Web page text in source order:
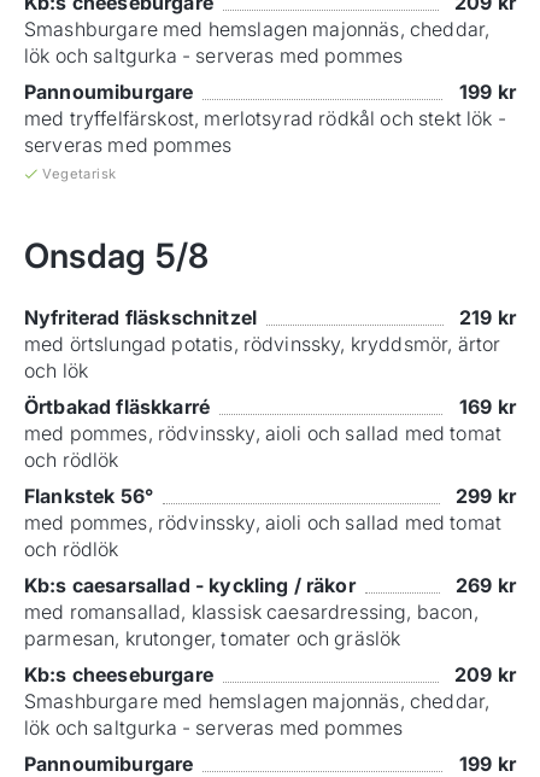
Smashburgare med hemslagen majonnäs, cheddar,
lök och saltgurka - serveras med pommes
Pannoumiburgare
199 kr
med tryffelfärskost, merlotsyrad rödkål och stekt lök -
serveras med pommes
Vegetarisk
Onsdag 5/8
Nyfriterad fläskschnitzel 219 kr
med örtslungad potatis, rödvinssky, kryddsmör, ärtor
och lök
Örtbakad fläskkarré
169 kr
med pommes, rödvinssky, aioli och sallad med tomat
och rödlök
Flankstek 56°
299 kr
med pommes, rödvinssky, aioli och sallad med tomat
och rödlök
Kb:s caesarsallad - kyckling / räkor
269 kr
med romansallad, klassisk caesardressing, bacon,
parmesan, krutonger, tomater och gräslök
Kb:s cheeseburgare
209 kr
Smashburgare med hemslagen majonnäs, cheddar,
lök och saltgurka - serveras med pommes
Pannoumiburgare
199 kr